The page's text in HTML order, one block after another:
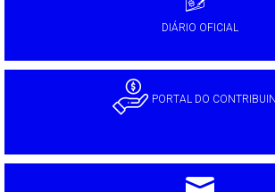
DIÁRIO OFICIAL
PORTAL DO